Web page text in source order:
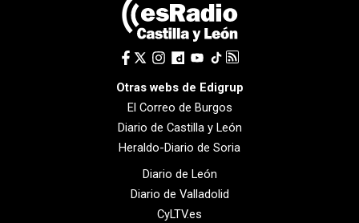
Otras webs de Edigrup
El Correo de Burgos
Diario de Castilla y León
Heraldo-Diario de Soria
Diario de León
Diario de Valladolid
CyLTV.es